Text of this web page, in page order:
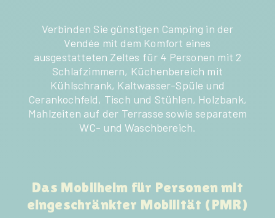
Verbinden Sie günstigen Camping in der
Vendée mit dem Komfort eines
ausgestatteten Zeltes für 4 Personen mit 2
Schlafzimmern, Küchenbereich mit
Kühlschrank, Kaltwasser-Spüle und
Cerankochfeld, Tisch und Stühlen, Holzbank,
Mahlzeiten auf der Terrasse sowie separatem
WC- und Waschbereich.
Das Mobilheim für Personen mit
eingeschränkter Mobilität (PMR)